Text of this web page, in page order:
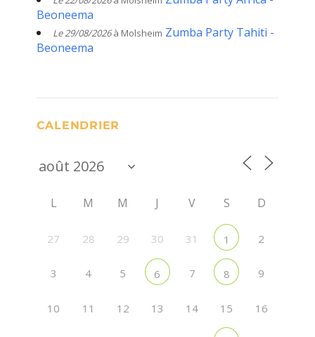
Beoneema
Le 29/08/2026à Molsheim Zumba Party Tahiti -
Beoneema
CALENDRIER
L M M J V S D
27 28 29 30 31 1 2
3 4 5 6 7 8 9
10 11 12 13 14 15 16